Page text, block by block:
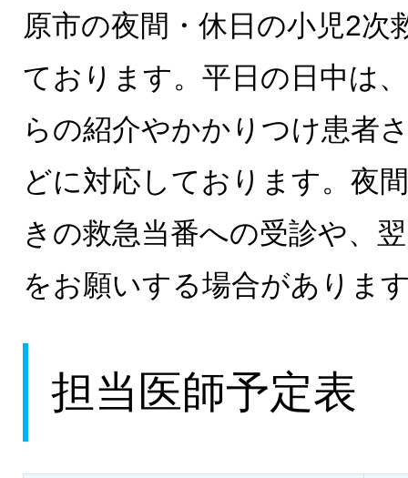
原市の夜間・休日の小児2次
ております。平日の日中は
らの紹介やかかりつけ患者
どに対応しております。夜
きの救急当番への受診や、
をお願いする場合がありま
担当医師予定表